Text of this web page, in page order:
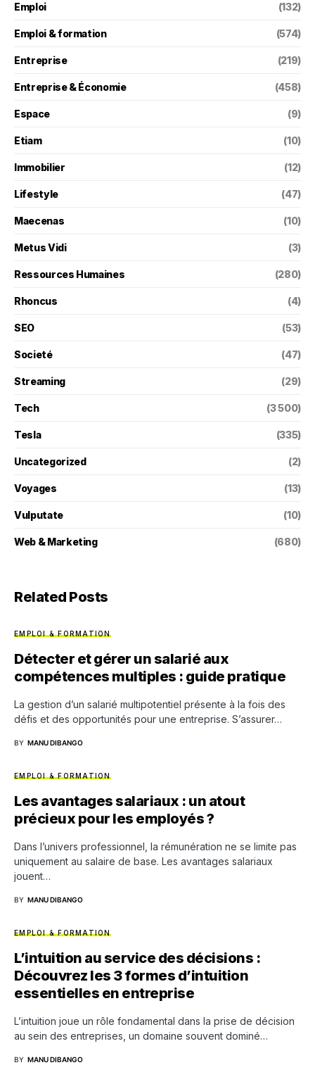
Emploi (132)
Emploi & formation (574)
Entreprise (219)
Entreprise & Économie (458)
Espace (9)
Etiam (10)
Immobilier (12)
Lifestyle (47)
Maecenas (10)
Metus Vidi (3)
Ressources Humaines (280)
Rhoncus (4)
SEO (53)
Societé (47)
Streaming (29)
Tech (3 500)
Tesla (335)
Uncategorized (2)
Voyages (13)
Vulputate (10)
Web & Marketing (680)
Related Posts
EMPLOI & FORMATION
Détecter et gérer un salarié aux
compétences multiples : guide pratique
La gestion d’un salarié multipotentiel présente à la fois des
défis et des opportunités pour une entreprise. S’assurer…
BY MANU DIBANGO
EMPLOI & FORMATION
Les avantages salariaux : un atout
précieux pour les employés ?
Dans l’univers professionnel, la rémunération ne se limite pas
uniquement au salaire de base. Les avantages salariaux
jouent…
BY MANU DIBANGO
EMPLOI & FORMATION
L’intuition au service des décisions :
Découvrez les 3 formes d’intuition
essentielles en entreprise
L’intuition joue un rôle fondamental dans la prise de décision
au sein des entreprises, un domaine souvent dominé…
BY MANU DIBANGO